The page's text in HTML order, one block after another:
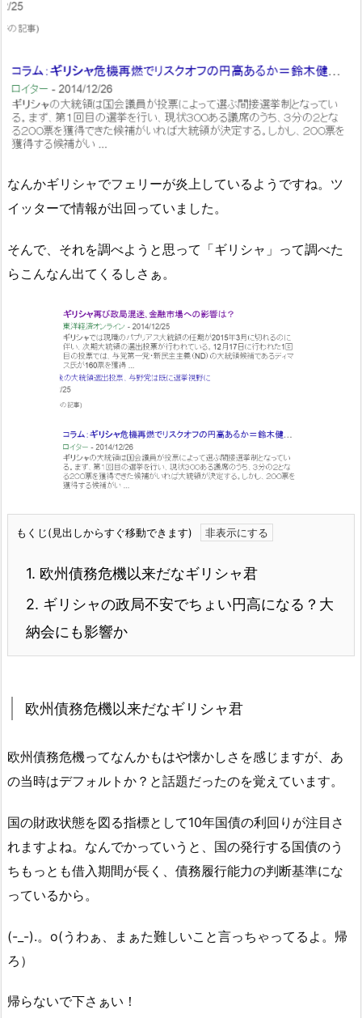
なんかギリシャでフェリーが炎上しているようですね。ツ
イッターで情報が出回っていました。
そんで、それを調べようと思って「ギリシャ」って調べた
らこんなん出てくるしさぁ。
もくじ(見出しからすぐ移動できます)
1. 欧州債務危機以来だなギリシャ君
2. ギリシャの政局不安でちょい円高になる？大
納会にも影響か
欧州債務危機以来だなギリシャ君
欧州債務危機ってなんかもはや懐かしさを感じますが、あ
の当時はデフォルトか？と話題だったのを覚えています。
国の財政状態を図る指標として10年国債の利回りが注目さ
れますよね。なんでかっていうと、国の発行する国債のう
ちもっとも借入期間が長く、債務履行能力の判断基準にな
っているから。
(-_-).。o(うわぁ、まぁた難しいこと言っちゃってるよ。帰
ろ）
帰らないで下さぁい！